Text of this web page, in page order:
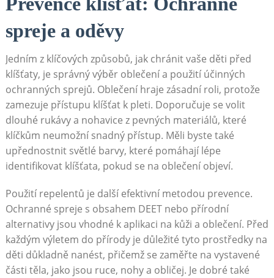
spreje a oděvy
Jedním z klíčových způsobů, jak chránit vaše děti před
klíšťaty, je správný výběr oblečení a použití účinných
ochranných sprejů. Oblečení hraje zásadní roli, protože
zamezuje přístupu klíšťat k pleti. Doporučuje se volit
dlouhé rukávy a nohavice z pevných materiálů, které
klíčkům neumožní snadný přístup. Měli byste také
upřednostnit světlé barvy, které pomáhají lépe
identifikovat klíšťata, pokud se na oblečení objeví.
Použití repelentů je další efektivní metodou prevence.
Ochranné spreje s obsahem DEET nebo přírodní
alternativy jsou vhodné k aplikaci na kůži a oblečení. Před
každým výletem do přírody je důležité tyto prostředky na
děti důkladně nanést, přičemž se zaměřte na vystavené
části těla, jako jsou ruce, nohy a obličej. Je dobré také